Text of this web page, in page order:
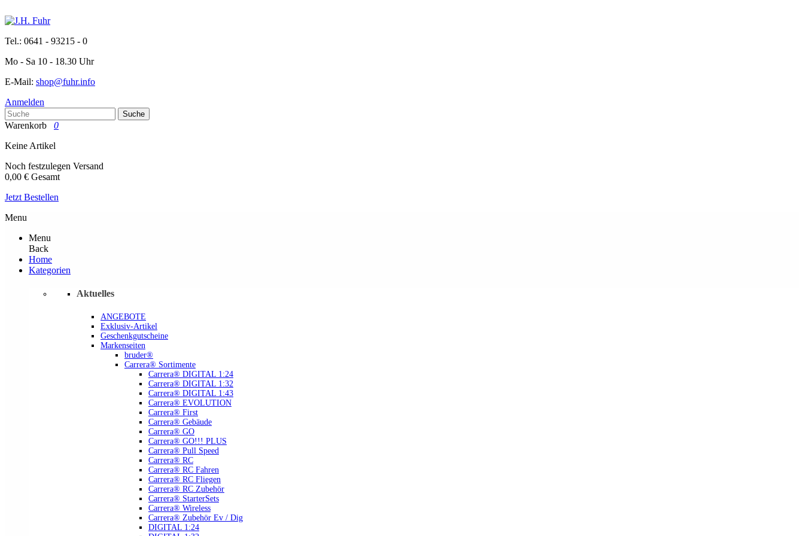
Tel.: 0641 - 93215 - 0
Mo - Sa 10 - 18.30 Uhr
E-Mail: shop@fuhr.info
Anmelden
Suche
Warenkorb
0
Keine Artikel
Noch festzulegen Versand
0,00 € Gesamt
Jetzt Bestellen
Menu
Menu
Back
Home
Kategorien
Aktuelles
ANGEBOTE
Exklusiv-Artikel
Geschenkgutscheine
Markenseiten
bruder®
Carrera® Sortimente
Carrera® DIGITAL 1:24
Carrera® DIGITAL 1:32
Carrera® DIGITAL 1:43
Carrera® EVOLUTION
Carrera® First
Carrera® Gebäude
Carrera® GO
Carrera® GO!!! PLUS
Carrera® Pull Speed
Carrera® RC
Carrera® RC Fahren
Carrera® RC Fliegen
Carrera® RC Zubehör
Carrera® StarterSets
Carrera® Wireless
Carrera® Zubehör Ev / Dig
DIGITAL 1:24